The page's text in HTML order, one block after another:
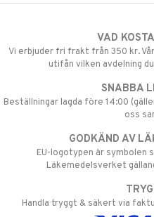
VAD
Vi erbjuder fri frakt från 350 kr.
utifån vilken avdelning
SNABBA
Beställningar lagda före 14:00
oss
GODKÄND AV
EU-logotypen är symbolen
Läkemedelsverket
Handla tryggt & säkert via